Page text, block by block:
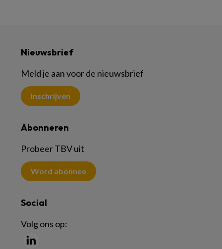
Nieuwsbrief
Meld je aan voor de nieuwsbrief
Inschrijven
Abonneren
Probeer TBV uit
Word abonnee
Social
Volg ons op: